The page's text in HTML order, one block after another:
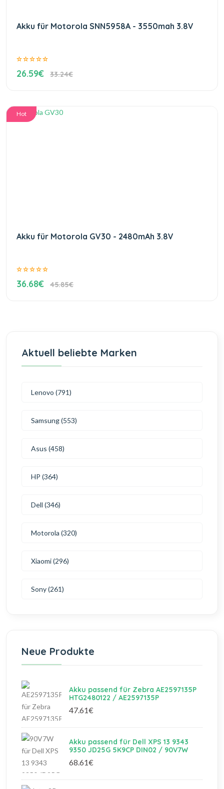
Akku für Motorola SNN5958A - 3550mah 3.8V
26.59€ 33.24€
Hot
Akku für Motorola GV30 - 2480mAh 3.8V
36.68€ 45.85€
Aktuell beliebte Marken
Lenovo (791)
Samsung (553)
Asus (458)
HP (364)
Dell (346)
Motorola (320)
Xiaomi (296)
Sony (261)
Neue Produkte
Akku passend für Zebra AE2597135P
HTG2480122 / AE2597135P
47.61€
Akku passend für Dell XPS 13 9343
9350 JD25G 5K9CP DIN02 / 90V7W
68.61€